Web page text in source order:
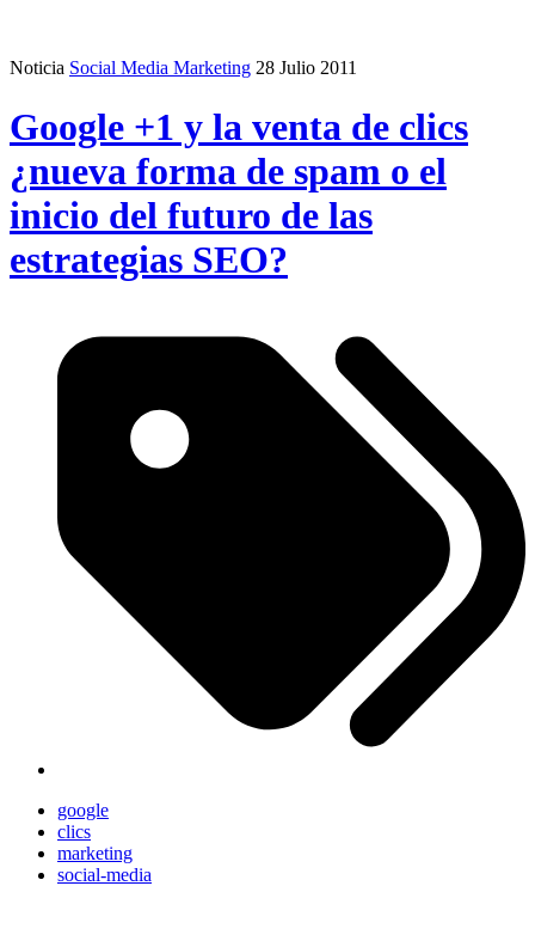
Noticia Social Media Marketing 28 Julio 2011
Google +1 y la venta de clics
¿nueva forma de spam o el
inicio del futuro de las
estrategias SEO?
google
clics
marketing
social-media